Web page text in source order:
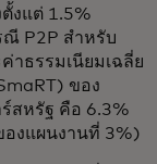
งแต่ 1.5%
ณี P2P สำหรับ
าธรรมเนียมเฉลี่ย
ของ
สหรัฐ คือ 6.3%
องแผนงานที่ 3%)